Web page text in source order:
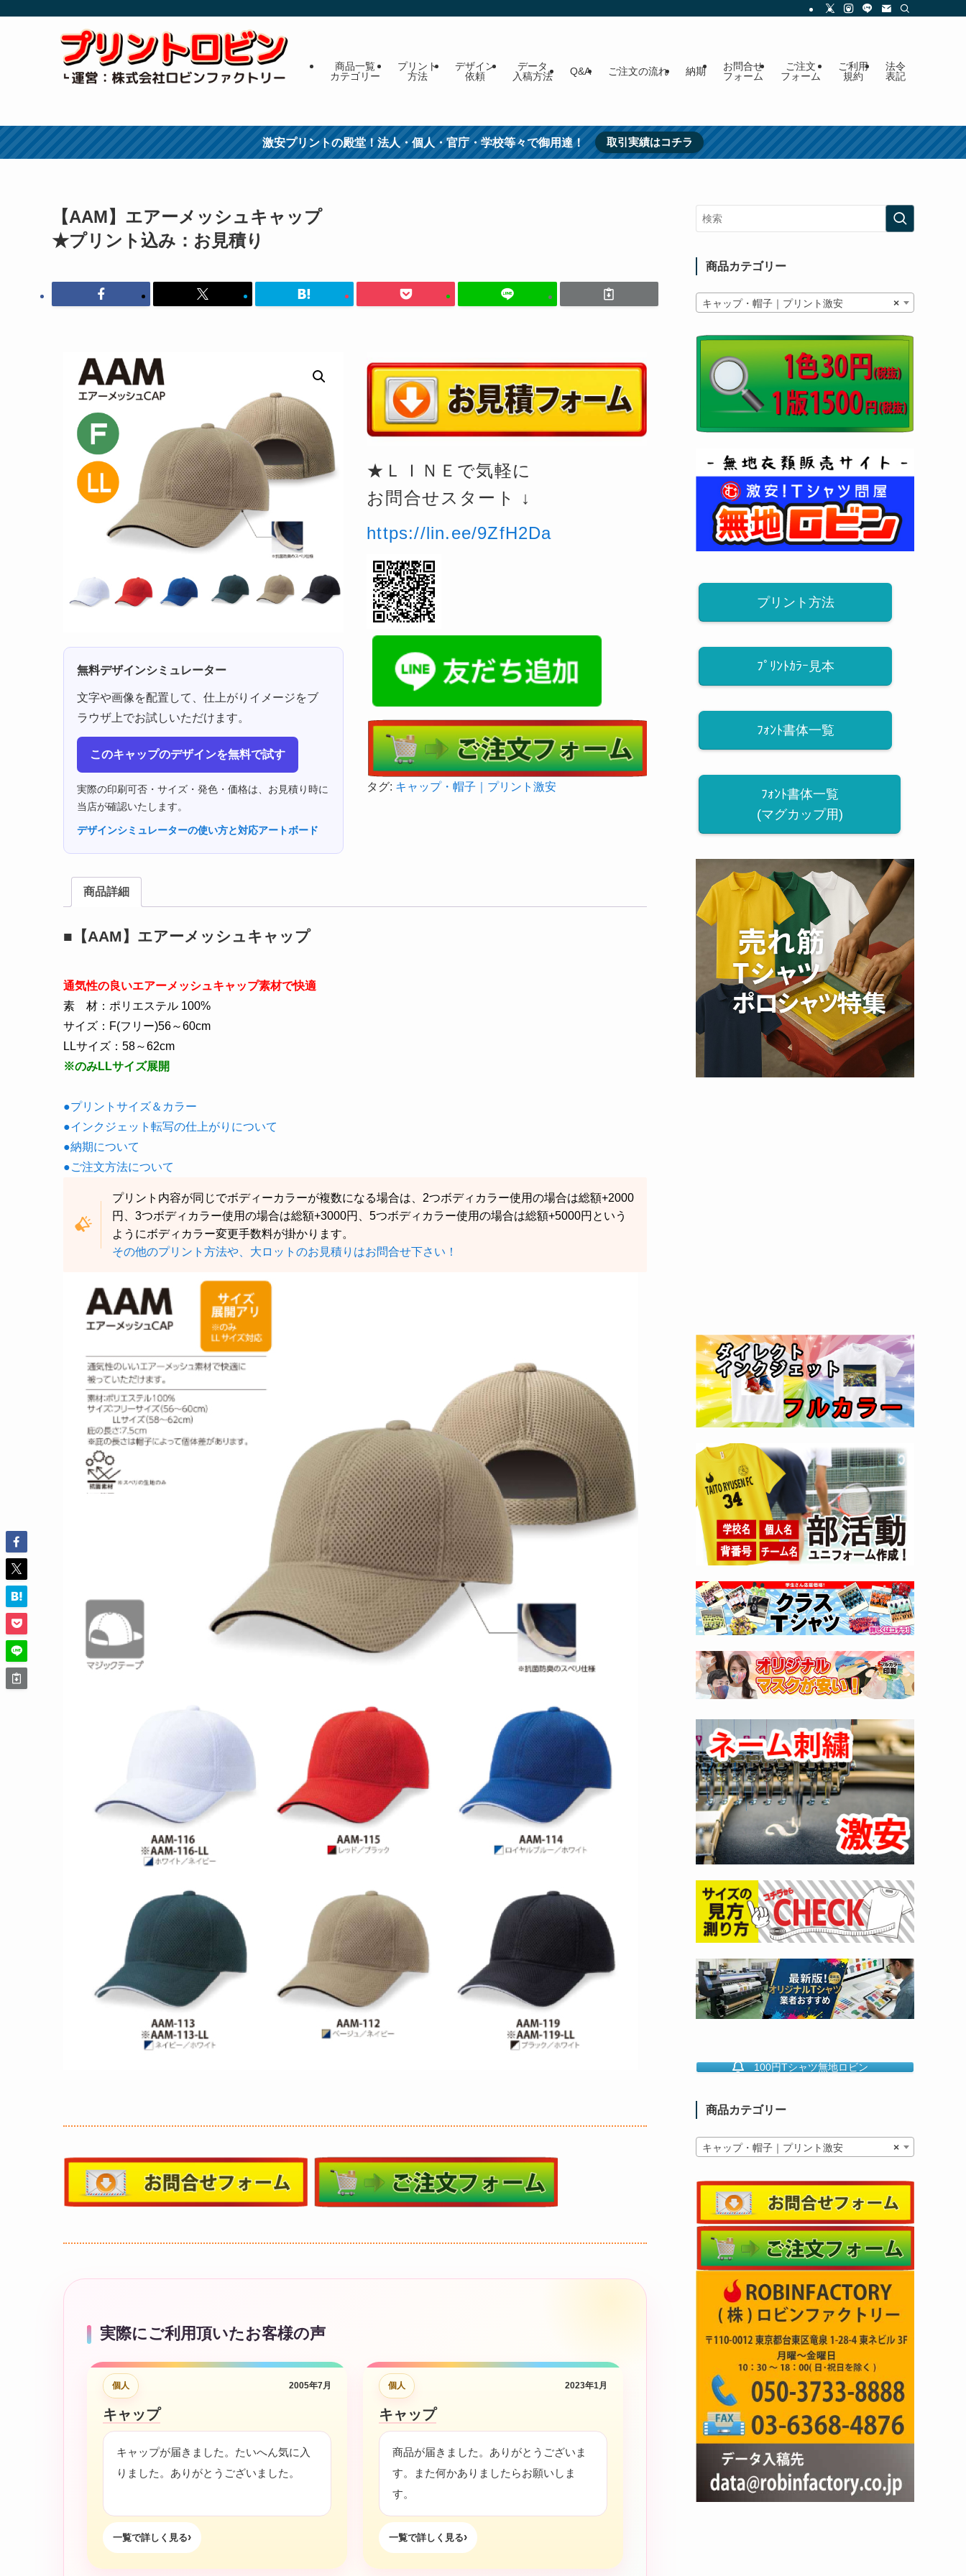
商品一覧
カテゴリー
プリント
方法
デザイン
依頼
データ
入稿方法
Q&A ご注文の流れ 納期
お問合せ
フォーム
ご注文
フォーム
ご利用
規約
法令
表記
激安プリントの殿堂！法人・個人・官庁・学校等々で御用達！ 取引実績はコチラ
【AAM】エアーメッシュキャップ
★プリント込み：お見積り
無料デザインシミュレーター
文字や画像を配置して、仕上がりイメージをブ
ラウザ上でお試しいただけます。
このキャップのデザインを無料で試す
実際の印刷可否・サイズ・発色・価格は、お見積り時に
当店が確認いたします。
デザインシミュレーターの使い方と対応アートボード
★ＬＩＮＥで気軽に
お問合せスタート ↓
https://lin.ee/9ZfH2Da
タグ: キャップ・帽子｜プリント激安
商品詳細
■【AAM】エアーメッシュキャップ
通気性の良いエアーメッシュキャップ素材で快適
素 材：ポリエステル 100%
サイズ：F(フリー)56～60cm
LLサイズ：58～62cm
※のみLLサイズ展開
●プリントサイズ＆カラー
●インクジェット転写の仕上がりについて
●納期について
●ご注文方法について
プリント内容が同じでボディーカラーが複数になる場合は、2つボディカラー使用の場合は総額+2000
円、3つボディカラー使用の場合は総額+3000円、5つボディカラー使用の場合は総額+5000円という
ようにボディカラー変更手数料が掛かります。
その他のプリント方法や、大ロットのお見積りはお問合せ下さい！
実際にご利用頂いたお客様の声
個人 2005年7月
キャップ
キャップが届きました。たいへん気に入
りました。ありがとうございました。
一覧で詳しく見る
個人 2023年1月
キャップ
商品が届きました。ありがとうございま
す。また何かありましたらお願いしま
す。
一覧で詳しく見る
商品カテゴリー
×
キャップ・帽子｜プリント激安
プリント方法
ﾌﾟﾘﾝﾄｶﾗｰ見本
ﾌｫﾝﾄ書体一覧
ﾌｫﾝﾄ書体一覧
(マグカップ用)
100円Tシャツ無地ロビン
商品カテゴリー
×
キャップ・帽子｜プリント激安